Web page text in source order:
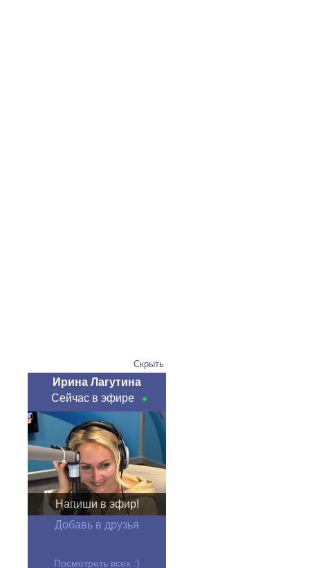
Скрыть
Ирина Лагутина
Сейчас в эфире
Напиши в эфир!
Добавь в друзья
Посмотреть всех :)